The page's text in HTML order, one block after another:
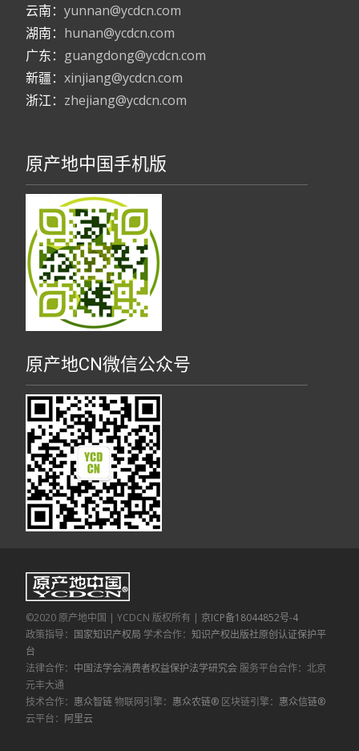
云南： yunnan@ycdcn.com
湖南： hunan@ycdcn.com
广东： guangdong@ycdcn.com
新疆： xinjiang@ycdcn.com
浙江： zhejiang@ycdcn.com
原产地中国手机版
原产地CN微信公众号
©2020 原产地中国 | YCDCN 版权所有 | 京ICP备18044852号-4
政策指导： 国家知识产权局 学术合作： 知识产权出版社原创认证保护平
台
法律合作： 中国法学会消费者权益保护法学研究会服务平台合作：北京
元丰大通
技术合作： 惠众智链物联网引擎： 惠众农链® 区块链引擎： 惠众信链®
云平台： 阿里云